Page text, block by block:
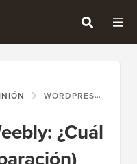
WORDPRESS VS WEEBLY: ¿CUÁL ES MEJOR? (COMPARACIÓN)
¿Cuál